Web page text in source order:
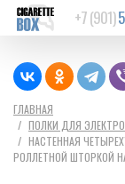
+7 (901)
ГЛАВНАЯ
ПОЛКИ ДЛЯ
НАСТЕННАЯ
РОЛЛЕТНОЙ ШТОРКОЙ